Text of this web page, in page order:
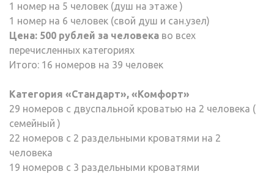
1 номер на 5 человек (душ на этаже )
1 номер на 6 человек (свой душ и сан.узел)
Цена: 500 рублей за человека во всех
перечисленных категориях
Итого: 16 номеров на 39 человек
Категория «Стандарт», «Комфорт»
29 номеров с двуспальной кроватью на 2 человека (
семейный )
22 номеров с 2 раздельными кроватями на 2
человека
19 номеров с 3 раздельными кроватями